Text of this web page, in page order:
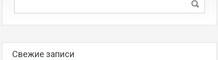
Свежие записи